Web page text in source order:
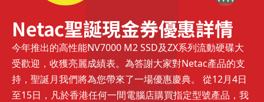
Netac聖誕現金券優惠詳情
今年推出的高性能NV7000 M2 SSD及ZX系列流動硬碟大
受歡迎，收獲亮麗成績表。為答謝大家對Netac產品的支
持， 聖誕月我們將為您帶來了一場優惠慶典。 從12月4日
至15日，凡於香港任何一間電腦店購買指定型號產品，我